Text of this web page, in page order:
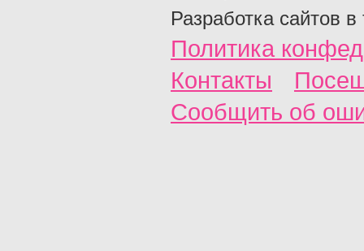
Разработка сайтов в
Политика
Контакты
Сообщить об